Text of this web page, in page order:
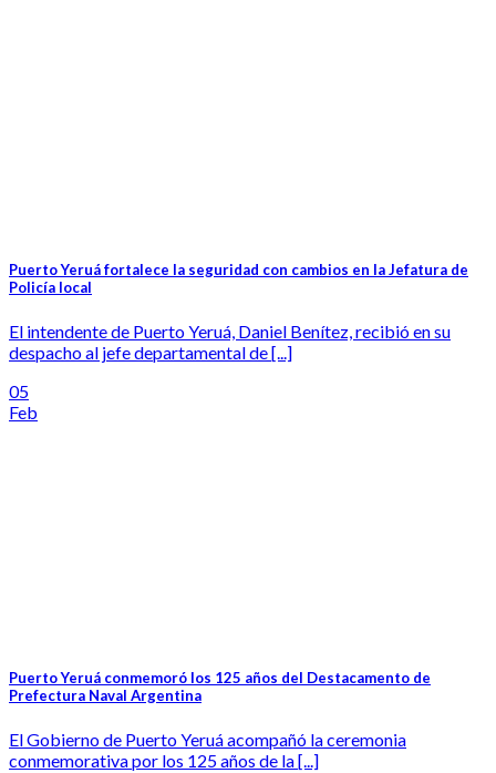
Puerto Yeruá fortalece la seguridad con cambios en la Jefatura de
Policía local
El intendente de Puerto Yeruá, Daniel Benítez, recibió en su
despacho al jefe departamental de [...]
05
Feb
Puerto Yeruá conmemoró los 125 años del Destacamento de
Prefectura Naval Argentina
El Gobierno de Puerto Yeruá acompañó la ceremonia
conmemorativa por los 125 años de la [...]